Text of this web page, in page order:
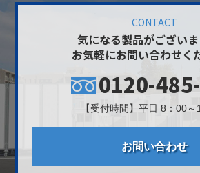
CONTACT
気になる製品がござい
お気軽にお問い合わせく
0120-
【受付時間】平日 8：00
お問い合わせ